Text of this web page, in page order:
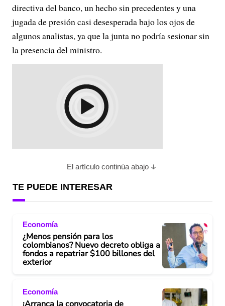
directiva del banco, un hecho sin precedentes y una
jugada de presión casi desesperada bajo los ojos de
algunos analistas, ya que la junta no podría sesionar sin
la presencia del ministro.
El artículo continúa abajo
TE PUEDE INTERESAR
Economía
¿Menos pensión para los
colombianos? Nuevo decreto obliga a
fondos a repatriar $100 billones del
exterior
Economía
¡Arranca la convocatoria de